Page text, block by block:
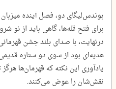
بوندس‌لیگای دو، فصل آینده
برای فتح قله‌ها، گاهی باید از
درنهایت، با صدای بلند جشن
هدیه‌ای بود از سوی دو ستاره قدیمی
یادآوری این نکته که قهرمان‌ها
نقش‌شان را عوض می‌کنند.